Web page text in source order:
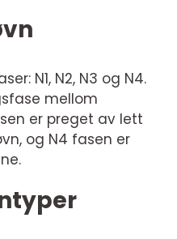
N1, N2, N3 og N4.
mellom
er preget av lett
og N4 fasen er